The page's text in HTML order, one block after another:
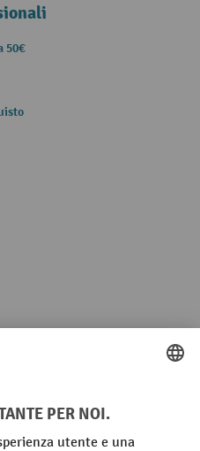
50€
dati Impronta